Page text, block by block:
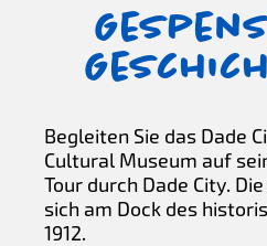
Begleiten Sie das Dade
Cultural Museum auf
Tour durch Dade City.
sich am Dock des
1912.